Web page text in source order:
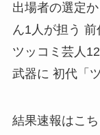
出場者の選定
ん1人が担う
ツッコミ芸人
武器に 初代「
結果速報はこ